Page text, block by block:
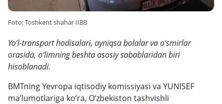
Foto: Toshkent shahar IIBB
Yo‘l-transport hodisalari, ayniqsa bolalar va o‘smirlar
orasida, o‘limning beshta asosiy sabablaridan biri
hisoblanadi.
BMTning Yevropa iqtisodiy komissiyasi va YUNISEF
ma’lumotlariga ko‘ra, O‘zbekiston tashvishli